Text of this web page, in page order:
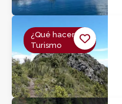
¿Qué hacer?,
Turismo